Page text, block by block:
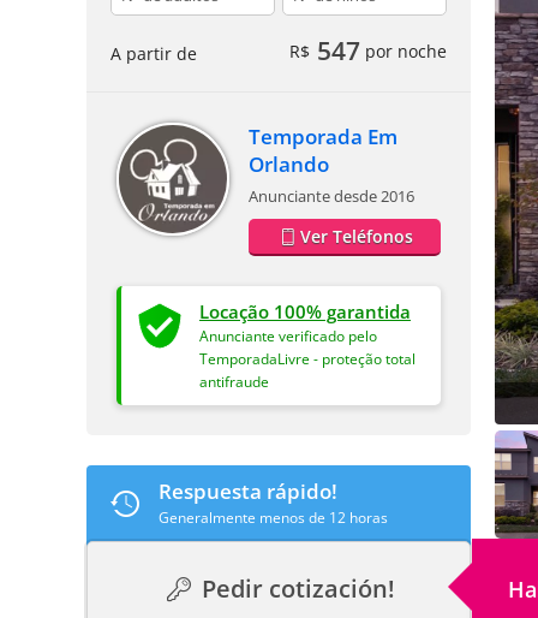
A partir de R$ 547 por noche
Temporada Em
Orlando
Anunciante desde 2016
Ver Teléfonos
Locação 100% garantida
Anunciante verificado pelo
TemporadaLivre - proteção total
antifraude
Respuesta rápido!
Generalmente menos de 12 horas
Pedir cotización!